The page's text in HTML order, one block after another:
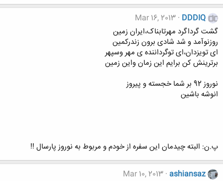
DDDIQ
Mar 16, 2013
گشت گرداگرد مهرتابناک،ایران زمین
روزنوآمد و شد شادی برون زندرکمین
ای تویزدان،ای توگرداننده ی مهر وسپهر
برترینش کن برایم این زمان واین زمین
نوروز 92 بر شما خجسته و پیروز
انوشه باشین
پ.ن: البته چیدمان این سفره از خودم و مربوط به نوروز پارسال !!
ashiansaz
Mar 10, 2013